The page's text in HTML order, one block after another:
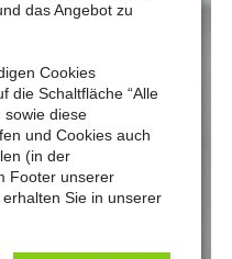
das Angebot zu
Cookies
die Schaltfläche “Alle
sowie diese
und Cookies auch
(in der
Footer unserer
Sie in unserer